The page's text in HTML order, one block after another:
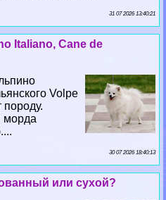
31 07 2026 13:40:21
Italiano, Cane de
Volpe
породу.
морда
30 07 2026 18:40:13
или сухой?